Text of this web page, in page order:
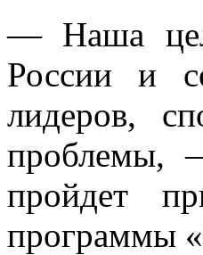
— Наша
России и
лидеров,
проблемы,
пройдет
программы